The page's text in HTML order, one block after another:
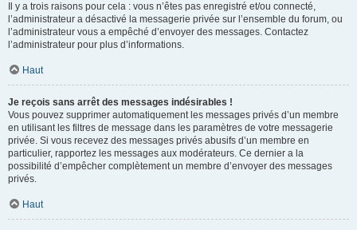
Il y a trois raisons pour cela : vous n’êtes pas enregistré et/ou connecté,
l’administrateur a désactivé la messagerie privée sur l’ensemble du forum, ou
l’administrateur vous a empêché d’envoyer des messages. Contactez
l’administrateur pour plus d’informations.
Haut
Je reçois sans arrêt des messages indésirables !
Vous pouvez supprimer automatiquement les messages privés d’un membre
en utilisant les filtres de message dans les paramètres de votre messagerie
privée. Si vous recevez des messages privés abusifs d’un membre en
particulier, rapportez les messages aux modérateurs. Ce dernier a la
possibilité d’empêcher complètement un membre d’envoyer des messages
privés.
Haut